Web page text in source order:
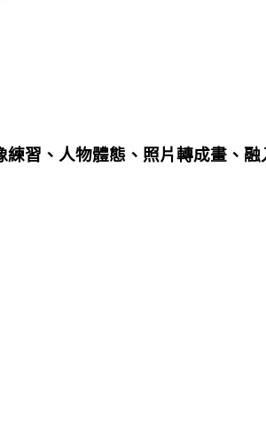
習、人物體態、照片轉成畫、